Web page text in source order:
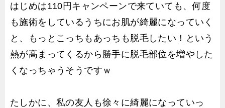
はじめは110円キャンペーンで来ていても、何度
も施術をしているうちにお肌が綺麗になっていく
と、もっとこっちもあっちも脱毛したい！という
熱が高まってくるから勝手に脱毛部位を増やした
くなっちゃうそうですｗ
たしかに、私の友人も徐々に綺麗になっていっ